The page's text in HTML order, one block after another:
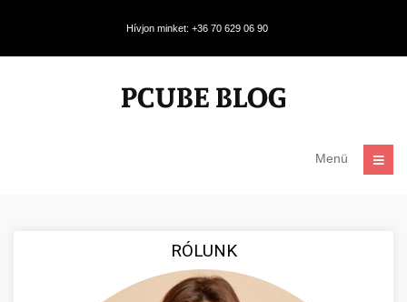
Hívjon minket: +36 70 629 06 90
Menü
RÓLUNK